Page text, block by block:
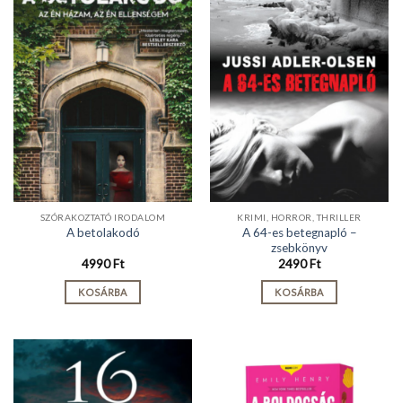
SZÓRAKOZTATÓ IRODALOM
A betolakodó
4990Ft
KOSÁRBA
KRIMI, HORROR, THRILLER
A 64-es betegnapló –
zsebkönyv
2490Ft
KOSÁRBA